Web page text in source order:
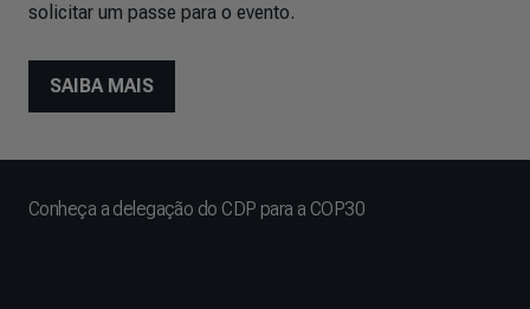
solicitar um passe para o evento.
SAIBA MAIS
Conheça a delegação do CDP para a COP30